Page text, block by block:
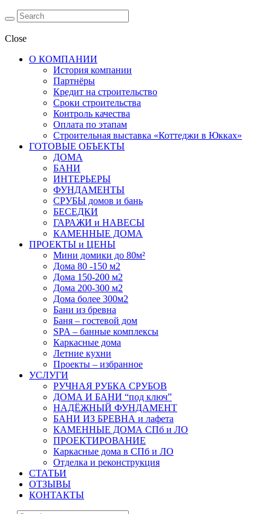
Close
О КОМПАНИИ
История компании
Партнёры
Кредит на строительство
Сроки строительства
Контроль качества
Оплата по этапам
Строительная выставка «Коттеджи в Юкках»
ГОТОВЫЕ ОБЪЕКТЫ
ДОМА
БАНИ
ИНТЕРЬЕРЫ
ФУНДАМЕНТЫ
СРУБЫ домов и бань
БЕСЕДКИ
ГАРАЖИ и НАВЕСЫ
КАМЕННЫЕ ДОМА
ПРОЕКТЫ и ЦЕНЫ
Мини домики до 80м²
Дома 80 -150 м2
Дома 150-200 м2
Дома 200-300 м2
Дома более 300м2
Бани из бревна
Баня – гостевой дом
SPA – банные комплексы
Каркасные дома
Летние кухни
Проекты – избранное
УСЛУГИ
РУЧНАЯ РУБКА СРУБОВ
ДОМА И БАНИ “под ключ”
НАДЁЖНЫЙ ФУНДАМЕНТ
БАНИ ИЗ БРЕВНА и лафета
КАМЕННЫЕ ДОМА СПб и ЛО
ПРОЕКТИРОВАНИЕ
Каркасные дома в СПб и ЛО
Отделка и реконструкция
СТАТЬИ
ОТЗЫВЫ
КОНТАКТЫ